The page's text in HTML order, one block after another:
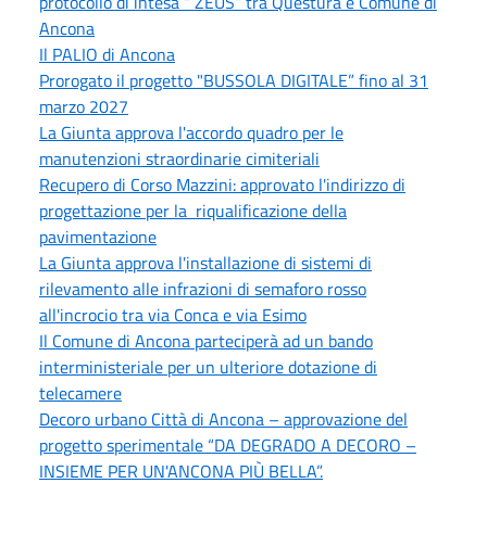
Ancona
Il PALIO di Ancona
Prorogato il progetto "BUSSOLA DIGITALE” fino al 31
marzo 2027
La Giunta approva l'accordo quadro per le
manutenzioni straordinarie cimiteriali
Recupero di Corso Mazzini: approvato l'indirizzo di
progettazione per la riqualificazione della
pavimentazione
La Giunta approva l'installazione di sistemi di
rilevamento alle infrazioni di semaforo rosso
all'incrocio tra via Conca e via Esimo
Il Comune di Ancona parteciperà ad un bando
interministeriale per un ulteriore dotazione di
telecamere
Decoro urbano Città di Ancona – approvazione del
progetto sperimentale “DA DEGRADO A DECORO –
INSIEME PER UN'ANCONA PIÙ BELLA”.